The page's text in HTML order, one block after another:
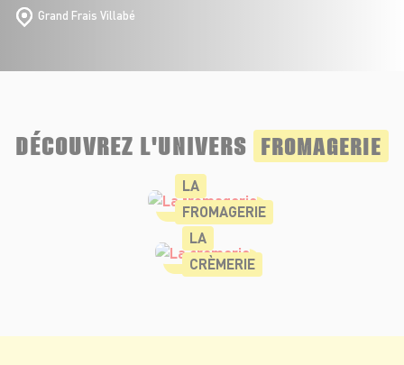
Grand Frais Villabé
DÉCOUVREZ L'UNIVERS FROMAGERIE
LA
FROMAGERIE
LA
CRÈMERIE